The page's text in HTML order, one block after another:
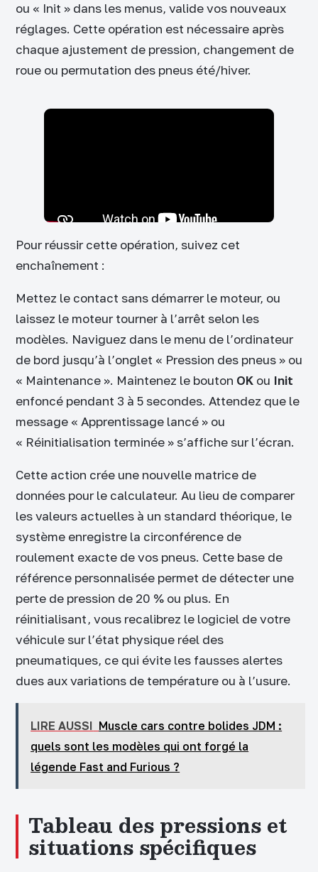
ou « Init » dans les menus, valide vos nouveaux
réglages. Cette opération est nécessaire après
chaque ajustement de pression, changement de
roue ou permutation des pneus été/hiver.
Pour réussir cette opération, suivez cet
enchaînement :
Mettez le contact sans démarrer le moteur, ou
laissez le moteur tourner à l’arrêt selon les
modèles. Naviguez dans le menu de l’ordinateur
de bord jusqu’à l’onglet « Pression des pneus » ou
« Maintenance ». Maintenez le bouton OK ou Init
enfoncé pendant 3 à 5 secondes. Attendez que le
message « Apprentissage lancé » ou
« Réinitialisation terminée » s’affiche sur l’écran.
Cette action crée une nouvelle matrice de
données pour le calculateur. Au lieu de comparer
les valeurs actuelles à un standard théorique, le
système enregistre la circonférence de
roulement exacte de vos pneus. Cette base de
référence personnalisée permet de détecter une
perte de pression de 20 % ou plus. En
réinitialisant, vous recalibrez le logiciel de votre
véhicule sur l’état physique réel des
pneumatiques, ce qui évite les fausses alertes
dues aux variations de température ou à l’usure.
LIRE AUSSI Muscle cars contre bolides JDM :
quels sont les modèles qui ont forgé la
légende Fast and Furious ?
Tableau des pressions et
situations spécifiques